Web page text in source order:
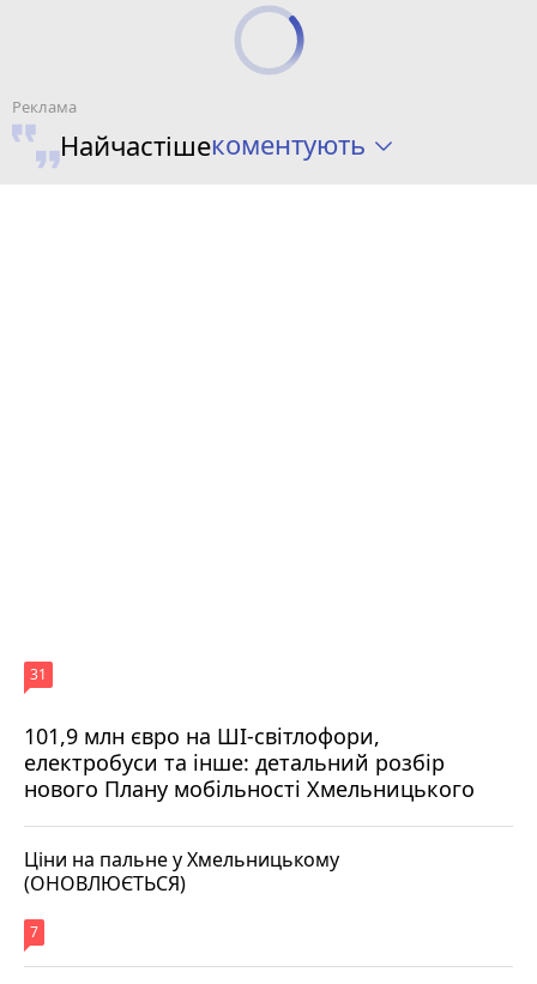
Найчастішекоментують
101,9 млн євро на ШІ-світлофори,
електробуси та інше: детальний розбір
нового Плану мобільності Хмельницького
31
Ціни на пальне у Хмельницькому
(ОНОВЛЮЄТЬСЯ)
7